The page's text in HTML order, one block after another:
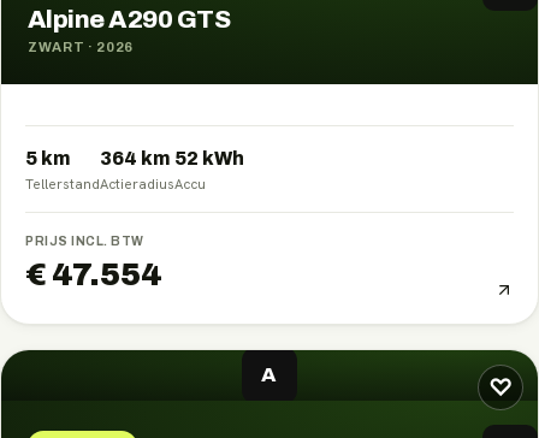
Alpine A290 GTS
ZWART · 2026
5 km
Tellerstand
364 km
Actieradius
52 kWh
Accu
PRIJS INCL. BTW
€ 47.554
♡
A